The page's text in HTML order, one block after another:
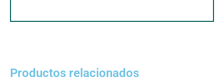
Productos relacionados